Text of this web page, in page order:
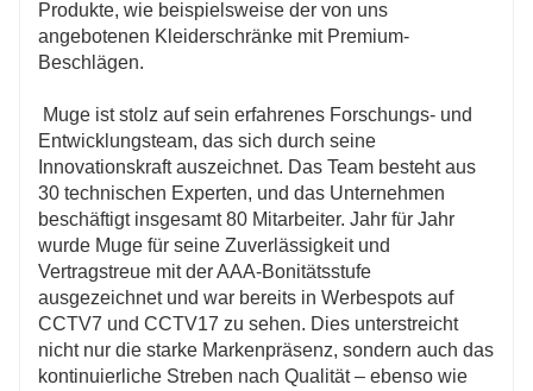
Produkte, wie beispielsweise der von uns
angebotenen Kleiderschränke mit Premium-
Entwicklungsteam, das sich durch seine
Innovationskraft auszeichnet. Das Team besteht aus
30 technischen Experten, und das Unternehmen
beschäftigt insgesamt 80 Mitarbeiter. Jahr für Jahr
wurde Muge für seine Zuverlässigkeit und
Vertragstreue mit der AAA-Bonitätsstufe
ausgezeichnet und war bereits in Werbespots auf
CCTV7 und CCTV17 zu sehen. Dies unterstreicht
nicht nur die starke Markenpräsenz, sondern auch das
kontinuierliche Streben nach Qualität – ebenso wie